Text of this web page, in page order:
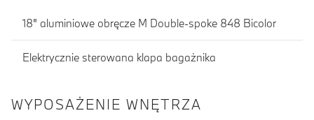
18" aluminiowe obręcze M Double-spoke 848 Bicolor
Elektrycznie sterowana klapa bagażnika
WYPOSAŻENIE WNĘTRZA